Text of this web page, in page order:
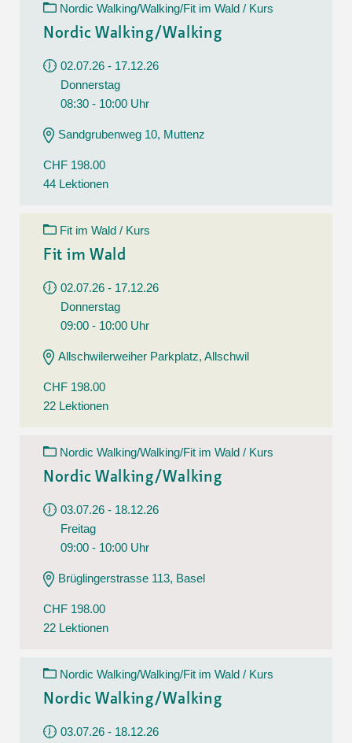
Nordic Walking/Walking/Fit im Wald / Kurs
Nordic Walking/Walking
02.07.26 - 17.12.26
Donnerstag
08:30 - 10:00 Uhr
Sandgrubenweg 10, Muttenz
CHF 198.00
44 Lektionen
Fit im Wald / Kurs
Fit im Wald
02.07.26 - 17.12.26
Donnerstag
09:00 - 10:00 Uhr
Allschwilerweiher Parkplatz, Allschwil
CHF 198.00
22 Lektionen
Nordic Walking/Walking/Fit im Wald / Kurs
Nordic Walking/Walking
03.07.26 - 18.12.26
Freitag
09:00 - 10:00 Uhr
Brüglingerstrasse 113, Basel
CHF 198.00
22 Lektionen
Nordic Walking/Walking/Fit im Wald / Kurs
Nordic Walking/Walking
03.07.26 - 18.12.26